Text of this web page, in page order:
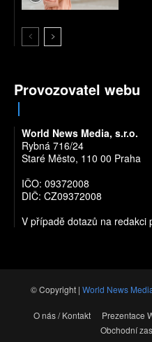
Provozovatel webu
World News Media, s.r.o.
Rybná 716/24
Staré Město, 110 00 Praha
IČO: 09372008
DIČ: CZ09372008
V případě dotazů na redakci
© Copyright | World News
O nás / Kontakt Prezentace
Obchodní